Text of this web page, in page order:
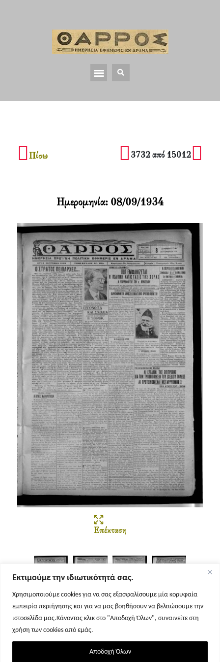
Εκτιμούμε την ιδιωτικότητά σας.
Χρησιμοποιούμε cookies για να σας εξασφαλίσουμε μία κορυφαία
εμπειρία περιήγησης και για να μας βοηθήσουν να βελτιώσουμε την
ιστοσελίδα μας.Κάνοντας κλικ στο "Αποδοχή Όλων", συναινείτε στη
χρήση των cookies από εμάς.
Αποδοχή Όλων
Πίσω 3732 από 15012
Επέκταση
Σελίδα 1 Σελίδα 2 Σελίδα 3 Σελίδα 4
Ημερομηνία: 08/09/1934